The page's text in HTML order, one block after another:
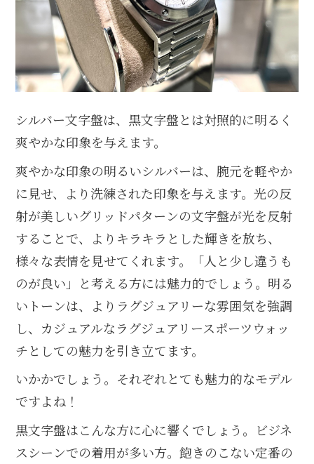
シルバー文字盤は、黒文字盤とは対照的に明るく
爽やかな印象を与えます。
爽やかな印象の明るいシルバーは、腕元を軽やか
に見せ、より洗練された印象を与えます。光の反
射が美しいグリッドパターンの文字盤が光を反射
することで、よりキラキラとした輝きを放ち、
様々な表情を見せてくれます。「人と少し違うも
のが良い」と考える方には魅力的でしょう。明る
いトーンは、よりラグジュアリーな雰囲気を強調
し、カジュアルなラグジュアリースポーツウォッ
チとしての魅力を引き立てます。
いかかでしょう。それぞれとても魅力的なモデル
ですよね！
黒文字盤はこんな方に心に響くでしょう。ビジネ
スシーンでの着用が多い方。飽きのこない定番の